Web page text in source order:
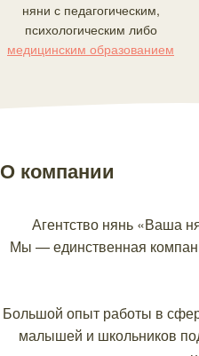
няни с педагогическим,
психологическим либо
медицинским образованием
О компании
Агентство нянь «Ваша
Мы — единственная
Большой опыт работы в
малышей и школьников